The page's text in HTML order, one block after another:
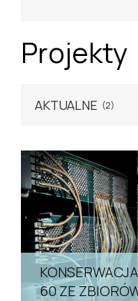
WYBIERZ
Projekty
AKTUALNE (2)
KONSERWACJA SYSTEMU MIKROKOMPUTEROWEGO MERA-
60 ZE